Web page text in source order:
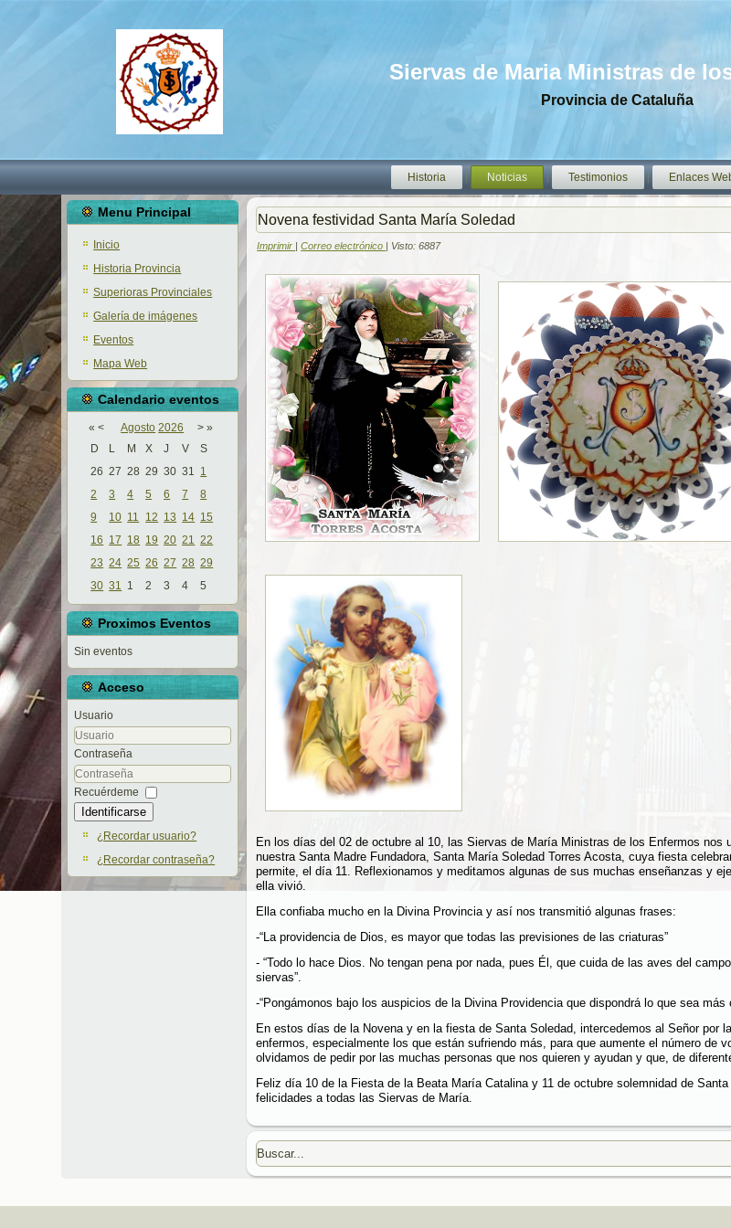
Siervas de Maria Ministras de
Provincia de Cataluña
Historia Noticias Testimonios Enlaces
Menu Principal
Inicio
Historia Provincia
Superioras Provinciales
Galería de imágenes
Eventos
Mapa Web
Calendario eventos
« < Agosto 2026 > »
D
L M X J V
S
26 27 28 29 30 31 1
2
3 4 5 6 7
8
9
10 11 12 13 14 15
16 17 18 19 20 21 22
23 24 25 26 27 28 29
30 31 1 2 3 4 5
Proximos Eventos
Sin eventos
Acceso
Usuario
Contraseña
Recuérdeme
Identificarse
¿Recordar usuario?
¿Recordar contraseña?
Novena festividad Santa María Soledad
Imprimir |Correo electrónico | Visto: 6887
En los días del 02 de octubre al 10, las Siervas de María Ministras de los Enfermos nos
nuestra Santa Madre Fundadora, Santa María Soledad Torres Acosta, cuya fiesta
permite, el día 11. Reflexionamos y meditamos algunas de sus muchas enseñanzas y
ella vivió.
Ella confiaba mucho en la Divina Provincia y así nos transmitió algunas frases:
-“La providencia de Dios, es mayor que todas las previsiones de las criaturas”
- “Todo lo hace Dios. No tengan pena por nada, pues Él, que cuida de las aves del
siervas”.
-“Pongámonos bajo los auspicios de la Divina Providencia que dispondrá lo que sea
En estos días de la Novena y en la fiesta de Santa Soledad, intercedemos al Señor por
enfermos, especialmente los que están sufriendo más, para que aumente el número de
olvidamos de pedir por las muchas personas que nos quieren y ayudan y que, de
Feliz día 10 de la Fiesta de la Beata María Catalina y 11 de octubre solemnidad de
felicidades a todas las Siervas de María.